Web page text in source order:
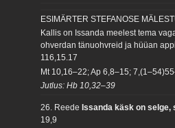
ESIMÄRTER STEFANOSE
Kallis on Issanda meelest tema
ohverdan tänuohvreid ja hüüan
116,15.17
Mt 10,16–22; Ap 6,8–15;
Jutlus: Hb 10,32–39
26. Reede Issanda käsk on
19,9